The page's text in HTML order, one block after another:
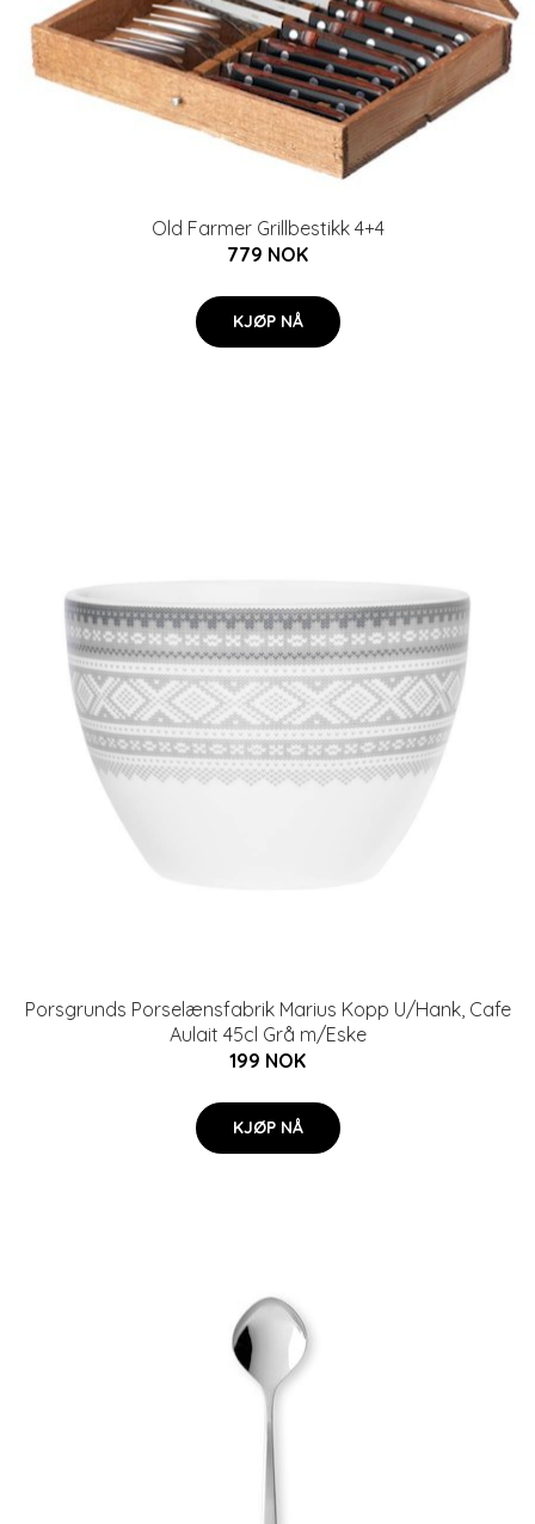
Old Farmer Grillbestikk 4+4
779 NOK
KJØP NÅ
Porsgrunds Porselænsfabrik Marius Kopp U/Hank, Cafe
Aulait 45cl Grå m/Eske
199 NOK
KJØP NÅ